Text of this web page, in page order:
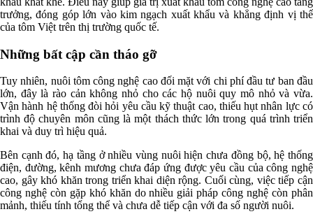
trưởng, đóng góp lớn vào kim ngạch xuất khẩu và khẳng định vị thế
của tôm Việt trên thị trường quốc tế.
Những bất cập cần tháo gỡ
Tuy nhiên, nuôi tôm công nghệ cao đối mặt với chi phí đầu tư ban đầu
lớn, đây là rào cản không nhỏ cho các hộ nuôi quy mô nhỏ và vừa.
Vận hành hệ thống đòi hỏi yêu cầu kỹ thuật cao, thiếu hụt nhân lực có
trình độ chuyên môn cũng là một thách thức lớn trong quá trình triển
khai và duy trì hiệu quả.
Bên cạnh đó, hạ tầng ở nhiều vùng nuôi hiện chưa đồng bộ, hệ thống
điện, đường, kênh mương chưa đáp ứng được yêu cầu của công nghệ
cao, gây khó khăn trong triển khai diện rộng. Cuối cùng, việc tiếp cận
công nghệ còn gặp khó khăn do nhiều giải pháp công nghệ còn phân
mảnh, thiếu tính tổng thể và chưa dễ tiếp cận với đa số người nuôi.